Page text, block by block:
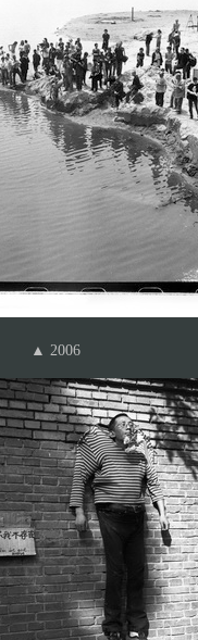
▲ 2006